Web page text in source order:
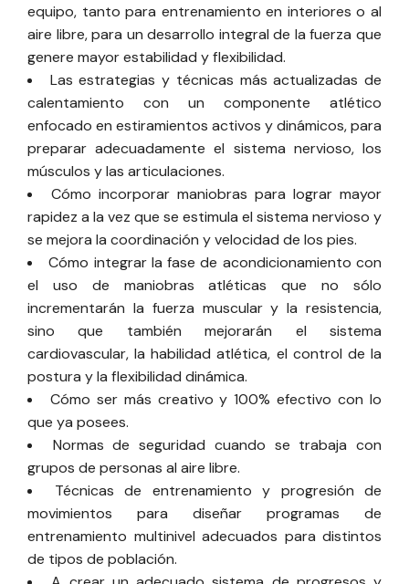
equipo, tanto para entrenamiento en interiores o al
aire libre, para un desarrollo integral de la fuerza que
genere mayor estabilidad y flexibilidad.
Las estrategias y técnicas más actualizadas de
calentamiento con un componente atlético
enfocado en estiramientos activos y dinámicos, para
preparar adecuadamente el sistema nervioso, los
músculos y las articulaciones.
Cómo incorporar maniobras para lograr mayor
rapidez a la vez que se estimula el sistema nervioso y
se mejora la coordinación y velocidad de los pies.
Cómo integrar la fase de acondicionamiento con
el uso de maniobras atléticas que no sólo
incrementarán la fuerza muscular y la resistencia,
sino que también mejorarán el sistema
cardiovascular, la habilidad atlética, el control de la
postura y la flexibilidad dinámica.
Cómo ser más creativo y 100% efectivo con lo
que ya posees.
Normas de seguridad cuando se trabaja con
grupos de personas al aire libre.
Técnicas de entrenamiento y progresión de
movimientos para diseñar programas de
entrenamiento multinivel adecuados para distintos
de tipos de población.